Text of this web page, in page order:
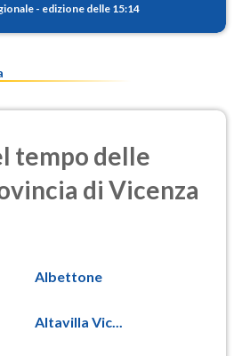
- edizione delle 15:14
tempo delle
di Vicenza
Albettone
Altavilla Vic...